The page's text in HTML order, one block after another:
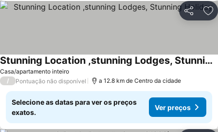
Partilhar
Casa/apartamento inteiro
Stunning Location ,stunning Lodges, Stunning Holiday
Ver preços
/ Pontuação não disponível a 12.8 km de Centro da cidade
Selecione as datas para ver os preços
exatos.
Ver preços